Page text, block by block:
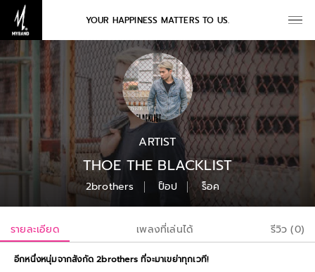
YOUR HAPPINESS MATTERS TO US.
ARTIST
THOE THE BLACKLIST
2brothers ป็อป ร็อค
รายละเอียด เพลงที่เล่นได้ รีวิว (0)
อีกหนึ่งหนุ่มจากสังกัด 2brothers ที่จะมาเขย่าทุกเวที!